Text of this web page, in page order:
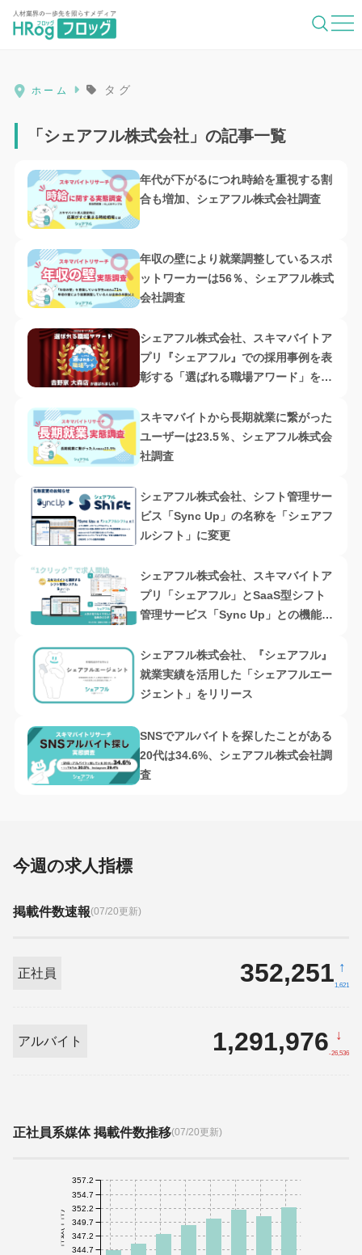
HRog | 人材業界の一歩先を照らすメディ
ホーム タグ
「シェアフル株式会社」の記事一覧
年代が下がるにつれ時給を重視する割
合も増加、シェアフル株式会社調査
年収の壁により就業調整しているスポ
ットワーカーは56％、シェアフル株式
会社調査
シェアフル株式会社、スキマバイトア
プリ『シェアフル』での採用事例を表
彰する「選ばれる職場アワード」をス
スキマバイトから長期就業に繋がった
ユーザーは23.5％、シェアフル株式会
社調査
シェアフル株式会社、シフト管理サー
ビス「Sync Up」の名称を「シェアフ
ルシフト」に変更
シェアフル株式会社、スキマバイトア
プリ「シェアフル」とSaaS型シフト
管理サービス「Sync Up」との機能連
シェアフル株式会社、『シェアフル』
就業実績を活用した「シェアフルエー
ジェント」をリリース
SNSでアルバイトを探したことがある
20代は34.6%、シェアフル株式会社調
査
今週の求人指標
掲載件数速報(07/20更新)
正社員 352,251 ↑
1,621
アルバイト 1,291,976 ↓
-26,536
正社員系媒体 掲載件数推移(07/20更新)
件数(千件)
344.7
347.2
349.7
352.2
354.7
357.2